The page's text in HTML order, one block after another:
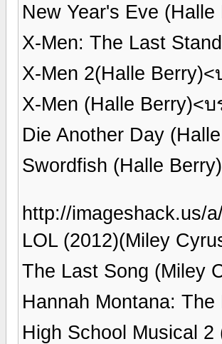
New Year's Eve
X-Men: The Last
X-Men 2(Halle
X-Men (Halle Berry)<
Die Another Day
Swordfish (Halle
http://imageshack.us/
LOL (2012)(Miley
The Last Song (Miley
Hannah Montana:
High School Musical